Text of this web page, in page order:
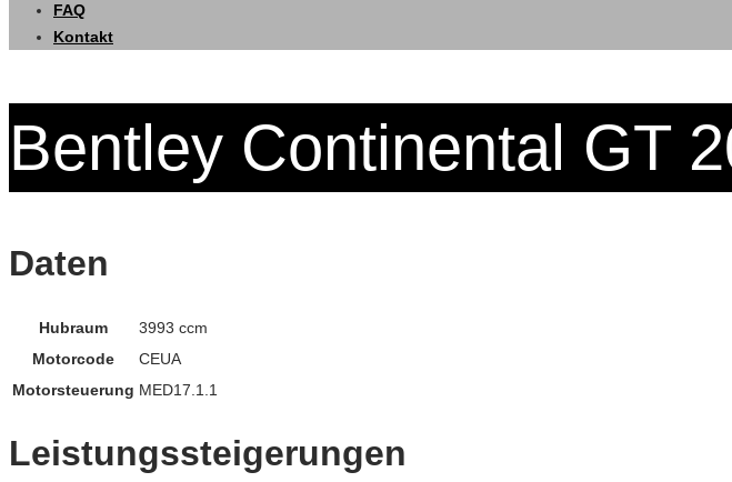
FAQ
Kontakt
Bentley Continental GT
Daten
Hubraum
3993 ccm
Motorcode
CEUA
Motorsteuerung MED17.1.1
Leistungssteigerungen